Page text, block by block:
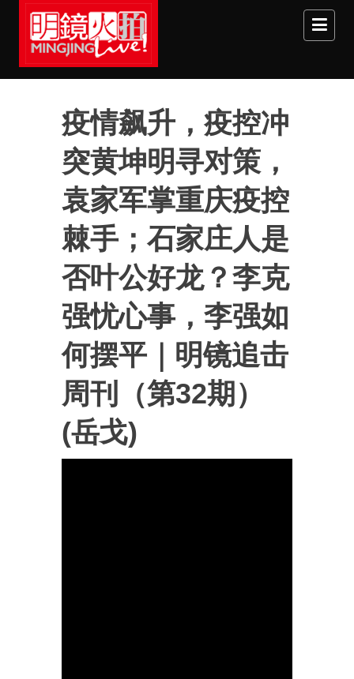
Skip to main content
疫情飙升，疫控冲
突黄坤明寻对策，
袁家军掌重庆疫控
棘手；石家庄人是
否叶公好龙？李克
强忧心事，李强如
何摆平｜明镜追击
周刊（第32期）
(岳戈)